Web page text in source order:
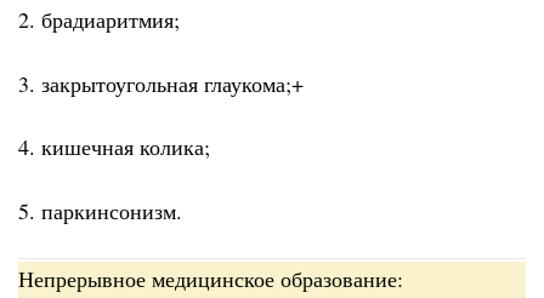
2. брадиаритмия;
3. закрытоугольная глаукома;+
4. кишечная колика;
5. паркинсонизм.
Непрерывное медицинское образование: